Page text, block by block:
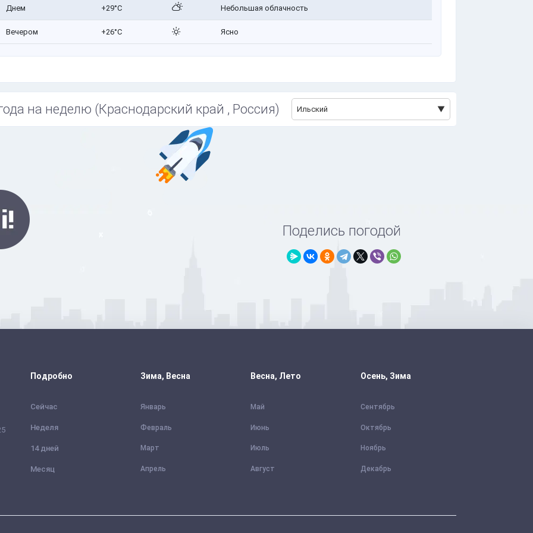
Днем +29°C Небольшая облачность
Вечером +26°C Ясно
на неделю (Краснодарский край , Россия) Ильский
Поделись погодой
Подробно
Сейчас
Неделя
14 дней
Месяц
Зима, Весна
Январь
Февраль
Март
Апрель
Весна, Лето
Май
Июнь
Июль
Август
Осень, Зима
Сентябрь
Октябрь
Ноябрь
Декабрь